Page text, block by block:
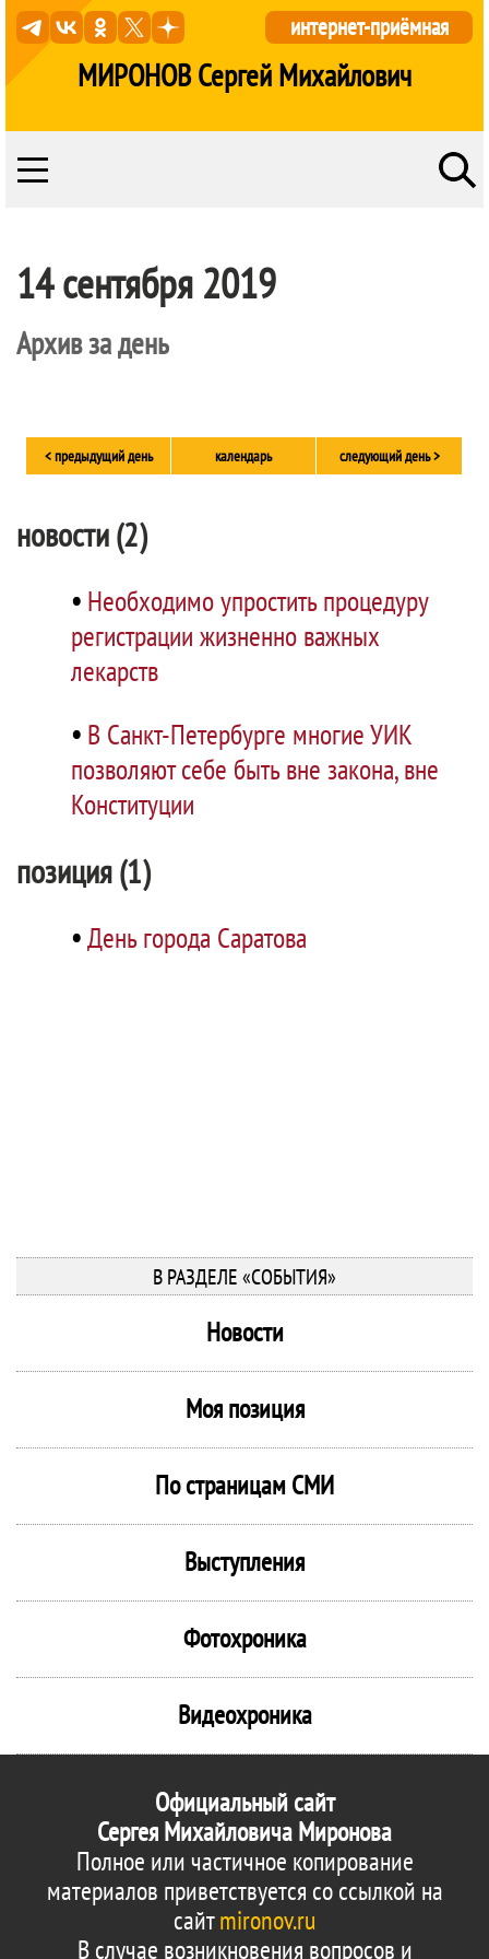
МИРОНОВ Сергей Михайлович
интернет-приёмная
14 сентября 2019
Архив за день
< предыдущий день календарь следующий день >
новости (2)
• Необходимо упростить процедуру
регистрации жизненно важных
лекарств
• В Санкт-Петербурге многие УИК
позволяют себе быть вне закона, вне
Конституции
позиция (1)
•День города Саратова
В РАЗДЕЛЕ «СОБЫТИЯ»
Новости
Моя позиция
По страницам СМИ
Выступления
Фотохроника
Видеохроника
Официальный сайт
Сергея Михайловича Миронова
Полное или частичное копирование
материалов приветствуется со ссылкой на
сайтmironov.ru
В случае возникновения вопросов и